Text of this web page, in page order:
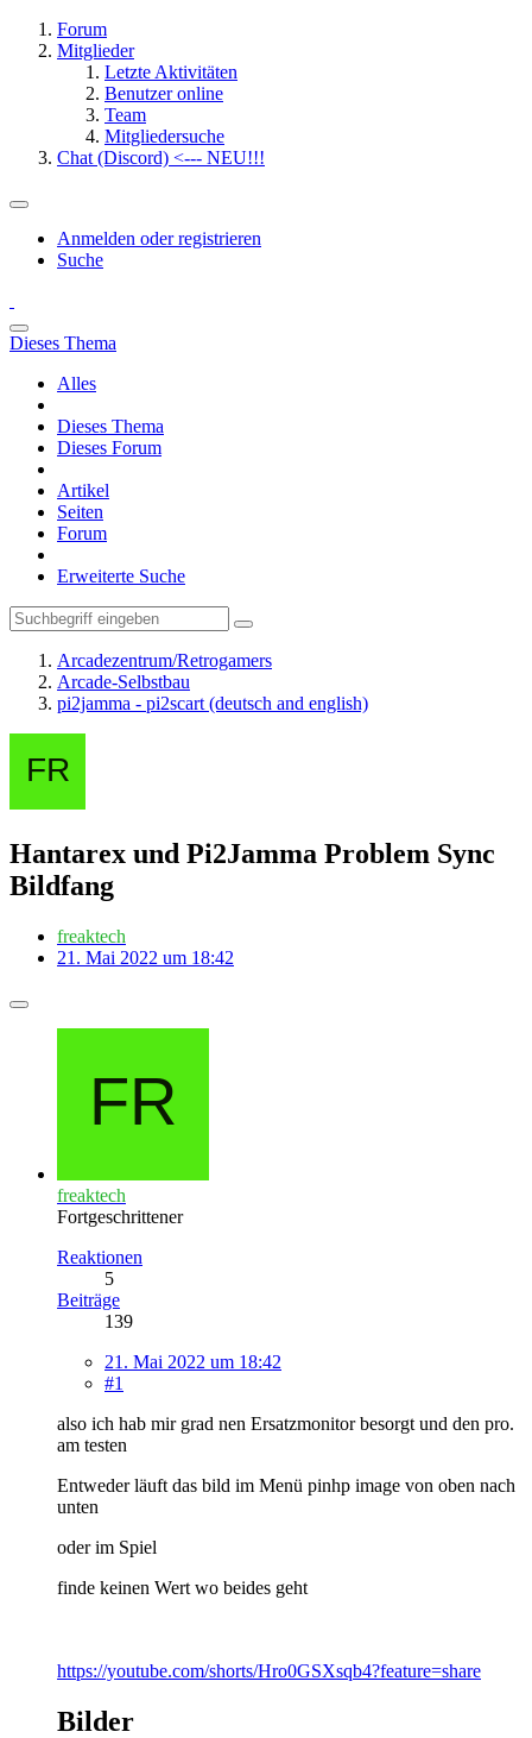
Forum
Mitglieder
Letzte Aktivitäten
Benutzer online
Team
Mitgliedersuche
Chat (Discord) <--- NEU!!!
Anmelden oder registrieren
Suche
Dieses Thema
Alles
Dieses Thema
Dieses Forum
Artikel
Seiten
Forum
Erweiterte Suche
Arcadezentrum/Retrogamers
Arcade-Selbstbau
pi2jamma - pi2scart (deutsch and english)
Hantarex und Pi2Jamma Problem Sync
Bildfang
freaktech
21. Mai 2022 um 18:42
freaktech
Fortgeschrittener
Reaktionen
5
Beiträge
139
21. Mai 2022 um 18:42
#1
also ich hab mir grad nen Ersatzmonitor besorgt und den pro.
am testen
Entweder läuft das bild im Menü pinhp image von oben nach
unten
oder im Spiel
finde keinen Wert wo beides geht
https://youtube.com/shorts/Hro0GSXsqb4?feature=share
Bilder